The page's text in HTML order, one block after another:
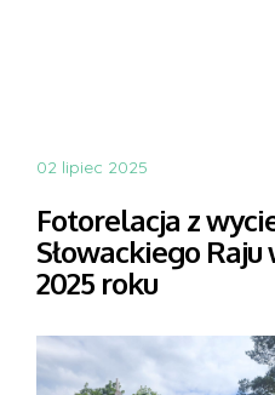
02 lipiec 2025
Fotorelacja z
Słowackiego
2025 roku